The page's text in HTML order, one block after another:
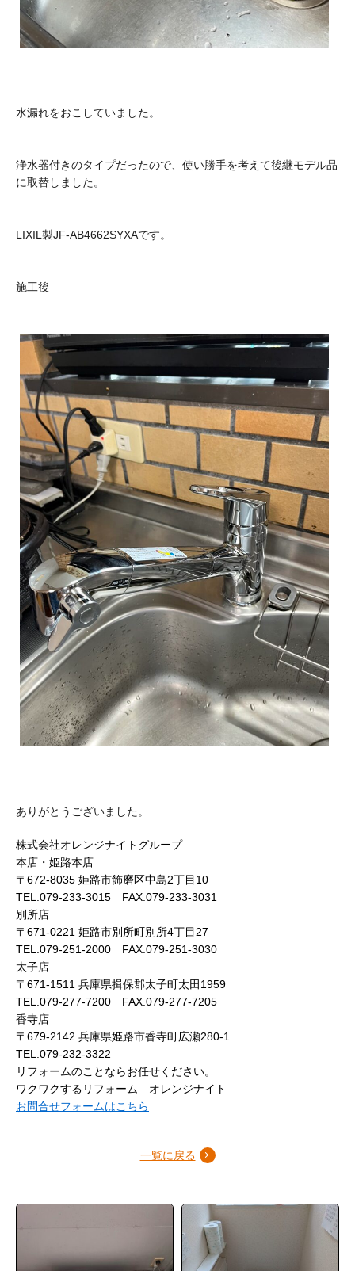
水漏れをおこしていました。
浄水器付きのタイプだったので、使い勝手を考えて後継モデル品
に取替しました。
LIXIL製JF-AB4662SYXAです。
施工後
ありがとうございました。
株式会社オレンジナイトグループ
本店・姫路本店
〒672-8035 姫路市飾磨区中島2丁目10
TEL.079-233-3015 FAX.079-233-3031
別所店
〒671-0221 姫路市別所町別所4丁目27
TEL.079-251-2000 FAX.079-251-3030
太子店
〒671-1511 兵庫県揖保郡太子町太田1959
TEL.079-277-7200 FAX.079-277-7205
香寺店
〒679-2142 兵庫県姫路市香寺町広瀬280-1
TEL.079-232-3322
リフォームのことならお任せください。
ワクワクするリフォーム オレンジナイト
お問合せフォームはこちら
一覧に戻る